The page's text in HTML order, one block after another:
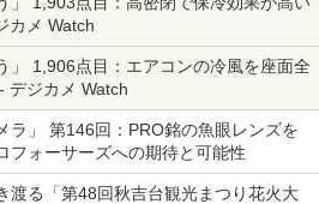
カメ Watch
」 1,906点目：エアコンの冷風を座面全
デジカメ Watch
ラ」 第146回：PRO銘の魚眼レンズを
フォーサーズへの期待と可能性
渡る「第48回秋吉台観光まつり花火大